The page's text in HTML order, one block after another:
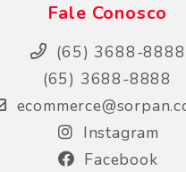
Fale Conosco
(65) 3688-8888
(65) 3688-8888
Instagram
Facebook